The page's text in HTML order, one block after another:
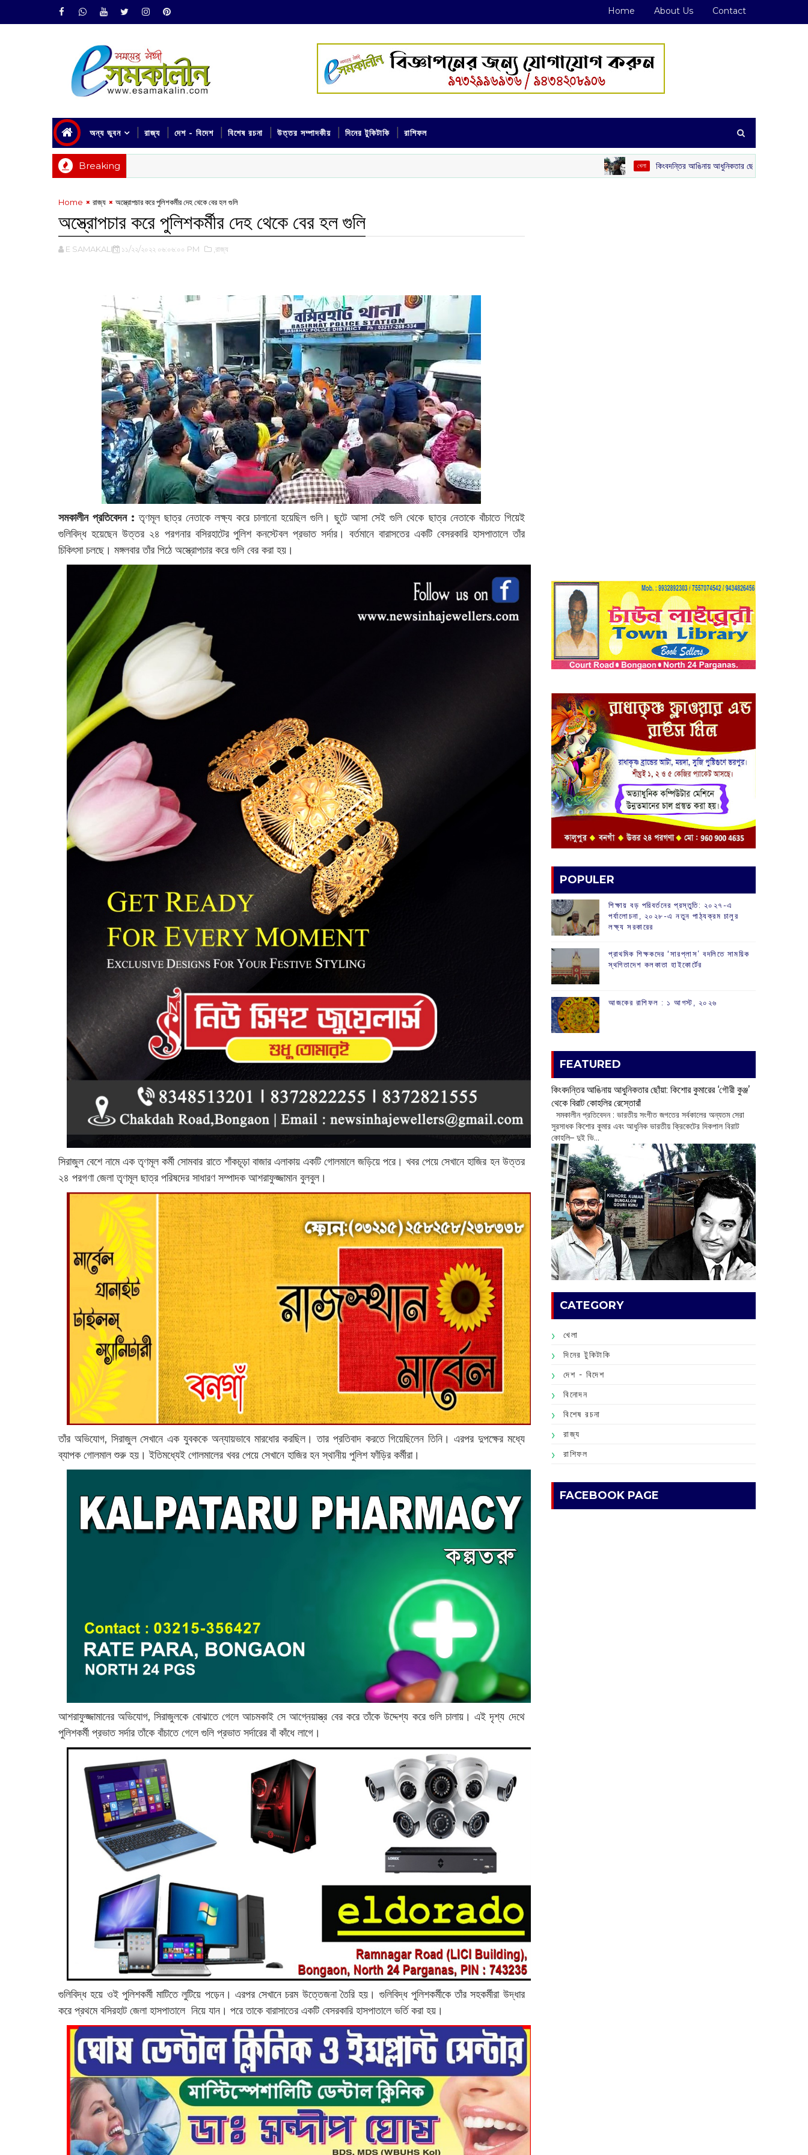
Home About Us Contact
অন্য ভুবন রাজ্য দেশ - বিদেশ বিশেষ রচনা উত্তর সম্পাদকীয় দিনের টুকিটাকি রাশিফল
Breaking কিংবদন্তির আঙিনায় আধুনিকতার ছোঁয়া: কিশোর কুমারের ‘গৌরী কুঞ্জ’ থেকে
Home রাজ্য অস্ত্রোপচার করে পুলিশকর্মীর দেহ থেকে বের হল গুলি
অস্ত্রোপচার করে পুলিশকর্মীর দেহ থেকে বের হল গুলি
E SAMAKALIN ১১/২২/২০২২ ০৬:০৬:০০ PM ,রাজ্য
সমকালীন প্রতিবেদন : তৃণমূল ছাত্র নেতাকে লক্ষ্য করে চালানো হয়েছিল গুলি। ছুটে আসা সেই গুলি থেকে ছাত্র নেতাকে বাঁচাতে গিয়েই
গুলিবিদ্ধ হয়েছেন উত্তর ২৪ পরগনার বসিরহাটের পুলিশ কনস্টেবল প্রভাত সর্দার। বর্তমানে বারাসতের একটি বেসরকারি হাসপাতালে তাঁর
চিকিৎসা চলছে। মঙ্গলবার তাঁর পিঠে অস্ত্রোপচার করে গুলি বের করা হয়।
সিরাজুল বেশে নামে এক তৃণমূল কর্মী সোমবার রাতে শাঁকচূড়া বাজার এলাকায় একটি গোলমালে জ‌ড়িয়ে পরে। খবর পেয়ে সেখানে হাজির হন উত্তর
২৪ পরগণা জেলা তৃণমূল ছাত্র পরিষদের সাধারণ সম্পাদক আশরাফুজ্জামান বুলবুল।
তাঁর অভিযোগ, সিরাজুল সেখানে এক যুবককে অন্যায়ভাবে মারধোর করছিল। তার প্রতিবাদ করতে গিয়েছিলেন তিনি। ‌এরপর দুপক্ষের মধ্যে
ব্যাপক গোলমাল শুরু হয়। ইতিমধ্যেই গোলমালের খবর পেয়ে সেখানে হাজির হন স্থানীয় পুলিশ ফাঁড়ির কর্মীরা।
আশরাফুজ্জামানের অভিযোগ, সিরাজুলকে বোঝাতে গেলে আচমকাই সে আগ্নেয়াস্ত্র বের করে তাঁকে উদ্দেশ্য করে গুলি চালায়। এই দৃশ্য দেথে
পুলিশকর্মী প্রভাত সর্দার তাঁকে বাঁচাতে গেলে গুলি প্রভাত সর্দারের বাঁ কাঁধে লাগে।
গুলিবিদ্ধ হয়ে ওই পুলিশকর্মী মাটিতে লুটিয়ে পড়েন। এরপর সেখানে চরম উত্তেজনা তৈরি হয়। গুলিবিদ্ধ পুলিশকর্মীকে তাঁর সহকর্মীরা উদ্ধার
করে প্রথমে বসিরহাট জেলা হাসপাতালে নিয়ে যান। পরে তাকে বারাসাতের একটি বেসরকারি হাসপাতালে ভর্তি করা হয়।
POPULER
শিক্ষায় বড় পরিবর্তনের প্রস্তুতি: ২০২৭-এ
পর্যালোচনা, ২০২৮-এ নতুন পাঠ্যক্রম চালুর
লক্ষ্য সরকারের
প্রাথমিক শিক্ষকদের ‘সারপ্লাস’ বদলিতে সাময়িক
স্থগিতাদেশ কলকাতা হাইকোর্টের
আজকের রাশিফল :‌ ‌‌১ আগস্ট, ২০২৬
FEATURED
কিংবদন্তির আঙিনায় আধুনিকতার ছোঁয়া: কিশোর কুমারের ‘গৌরী কুঞ্জ’
থেকে বিরাট কোহলির রেস্তোরাঁ
‌ সমকালীন প্রতিবেদন : ভারতীয় সংগীত জগতের সর্বকালের অন্যতম সেরা
সুরসাধক কিশোর কুমার এবং আধুনিক ভারতীয় ক্রিকেটের দিকপাল বিরাট
কোহলি– ‌দুই ভি...
CATEGORY
খেলা
দিনের টুকিটাকি
দেশ - বিদেশ
বিনোদন
বিশেষ রচনা
রাজ্য
রাশিফল
FACEBOOK PAGE